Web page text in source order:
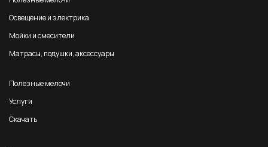
Освещение и электрика
Мойки и смесители
Матрасы, подушки, аксессуары
Полезные мелочи
Услуги
Скачать